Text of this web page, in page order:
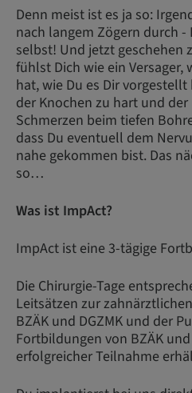
Denn meist ist es ja so:
nach langem Zögern durch
selbst! Und jetzt geschehen
fühlst Dich wie ein
hat, wie Du es Dir
der Knochen zu hart und
Schmerzen beim tiefen
dass Du eventuell dem
nahe gekommen bist. Das
so…
Was ist ImpAct?
ImpAct ist eine 3-tägige
Die Chirurgie-Tage
Leitsätzen zur
BZÄK und DGZMK und der
Fortbildungen von BZÄK und
erfolgreicher Teilnahme